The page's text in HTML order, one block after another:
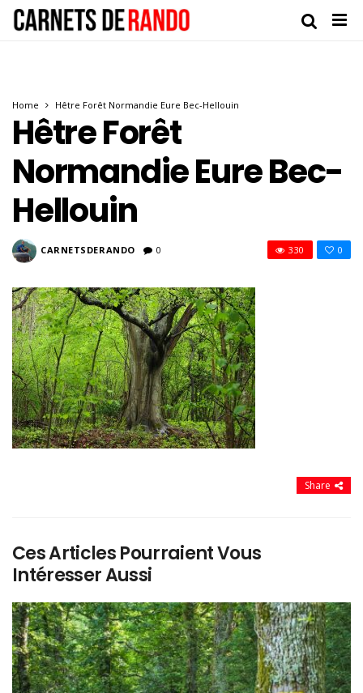
Home Hêtre Forêt Normandie Eure Bec-Hellouin
Hêtre Forêt
Normandie Eure Bec-
Hellouin
CARNETSDERANDO 0 0
330
Share
Ces Articles Pourraient Vous
Intéresser Aussi